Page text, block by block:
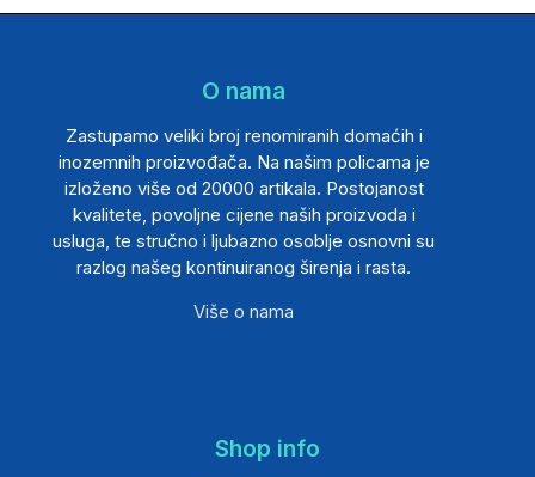
O nama
Zastupamo veliki broj renomiranih domaćih i
inozemnih proizvođača. Na našim policama je
izloženo više od 20000 artikala. Postojanost
kvalitete, povoljne cijene naših proizvoda i
usluga, te stručno i ljubazno osoblje osnovni su
razlog našeg kontinuiranog širenja i rasta.
Više o nama
Shop info